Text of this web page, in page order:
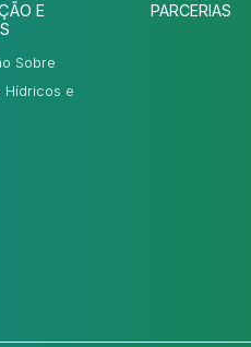
E
Sobre
Hídricos e
PARCERIAS